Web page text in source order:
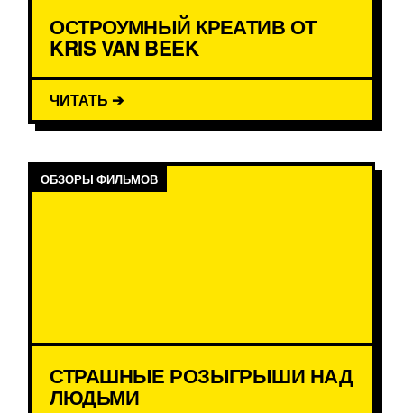
ОСТРОУМНЫЙ КРЕАТИВ ОТ
KRIS VAN BEEK
ЧИТАТЬ ➔
ОБЗОРЫ ФИЛЬМОВ
СТРАШНЫЕ РОЗЫГРЫШИ НАД
ЛЮДЬМИ